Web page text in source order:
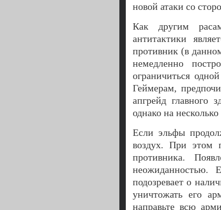
новой атаки со
Как другим
антитактики
противник (в
немедленно
ограничиться
Геймерам,
апгрейд главного
однако на
Если эльфы
воздух. При этом
противника.
неожиданностью.
подозревает о
уничтожать его
направьте всю